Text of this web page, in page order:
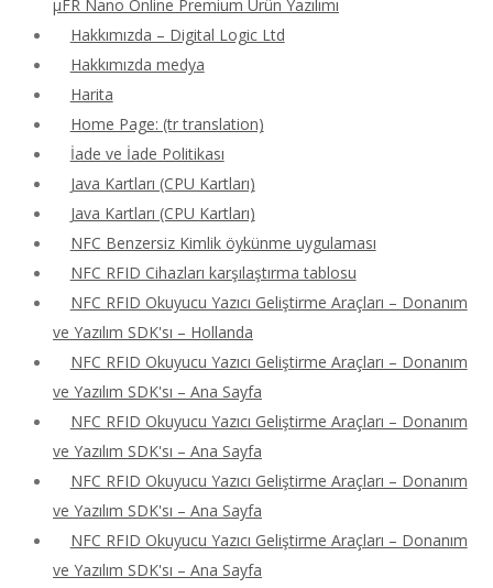
μFR Nano Online Premium Ürün Yazılımı
Hakkımızda – Digital Logic Ltd
Hakkımızda medya
Harita
Home Page: (tr translation)
İade ve İade Politikası
Java Kartları (CPU Kartları)
Java Kartları (CPU Kartları)
NFC Benzersiz Kimlik öykünme uygulaması
NFC RFID Cihazları karşılaştırma tablosu
NFC RFID Okuyucu Yazıcı Geliştirme Araçları – Donanım
ve Yazılım SDK'sı – Hollanda
NFC RFID Okuyucu Yazıcı Geliştirme Araçları – Donanım
ve Yazılım SDK'sı – Ana Sayfa
NFC RFID Okuyucu Yazıcı Geliştirme Araçları – Donanım
ve Yazılım SDK'sı – Ana Sayfa
NFC RFID Okuyucu Yazıcı Geliştirme Araçları – Donanım
ve Yazılım SDK'sı – Ana Sayfa
NFC RFID Okuyucu Yazıcı Geliştirme Araçları – Donanım
ve Yazılım SDK'sı – Ana Sayfa